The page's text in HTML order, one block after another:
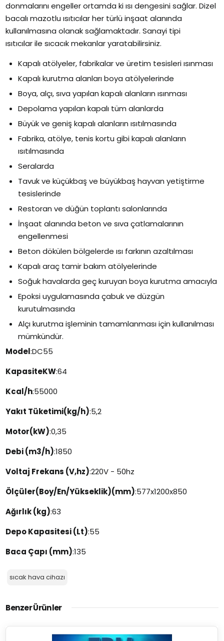
donmalarını engeller ortamda ki ısı dengesini sağlar. Dizel
bacalı mazotlu ısıtıcılar her türlü inşaat alanında
kullanılmasına olanak sağlamaktadır. Sanayi tipi
ısıtıcılar ile sıcacık mekanlar yaratabilirsiniz.
Kapalı atölyeler, fabrikalar ve üretim tesisleri ısınması
Kapalı kurutma alanları boya atölyelerinde
Boya, alçı, sıva yapılan kapalı alanların ısınması
Depolama yapılan kapalı tüm alanlarda
Büyük ve geniş kapalı alanların ısıtılmasında
Fabrika, atölye, tenis kortu gibi kapalı alanların
ısıtılmasında
Seralarda
Tavuk ve küçükbaş ve büyükbaş hayvan yetiştirme
tesislerinde
Restoran ve düğün toplantı salonlarında
İnşaat alanında beton ve sıva çatlamalarının
engellenmesi
Beton dökülen bölgelerde ısı farkının azaltılması
Kapalı araç tamir bakım atölyelerinde
Soğuk havalarda geç kuruyan boya kurutma amacıyla
Epoksi uygulamasında çabuk ve düzgün
kurutulmasında
Alçı kurutma işleminin tamamlanması için kullanılması
mümkündür.
Model:DC55
KapasiteKW:64
Kcal/h:55000
Yakıt Tüketimi(kg/h):5,2
Motor(kW):0,35
Debi (m3/h):1850
Voltaj Frekans (V,hz):220V - 50hz
Ölçüler(Boy/En/Yükseklik)(mm):577x1200x850
Ağırlık (kg):63
Depo Kapasitesi (Lt):55
Baca Çapı (mm):135
sıcak hava cihazı
Benzer Ürünler